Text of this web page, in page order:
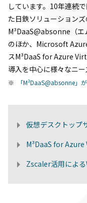
しています。10年連続
た日鉄ソリューション
M³DaaS@absonne（エ
のほか、Microsoft
スM³DaaS for Azure
導入を中心に様々なニー
「M³DaaS@absonne」
仮想デスクトップ
M³DaaS for
Zscaler活用によ